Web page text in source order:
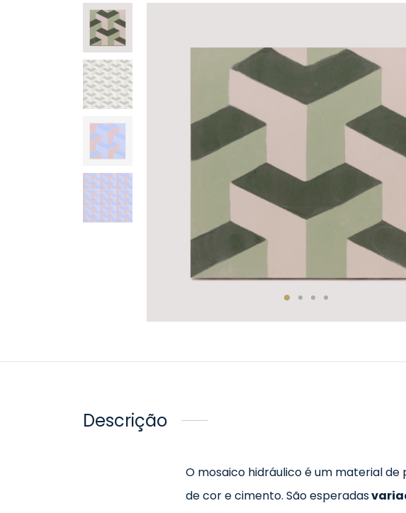
Descrição
O mosaico hidráulico é um material
de cor e cimento. São esperadas